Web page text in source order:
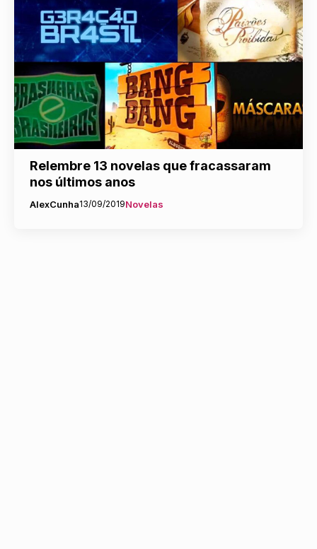
Relembre 13 novelas que fracassaram
nos últimos anos
AlexCunha13/09/2019Novelas